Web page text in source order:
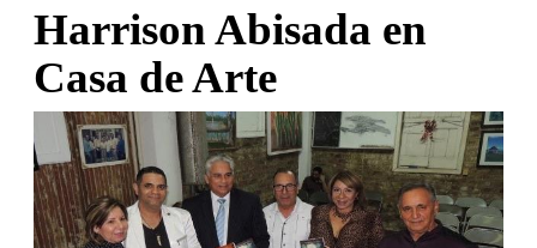
Harrison Abisada en
Casa de Arte